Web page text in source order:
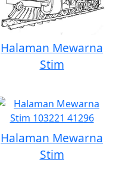
Halaman Mewarna
Stim
Halaman Mewarna
Stim